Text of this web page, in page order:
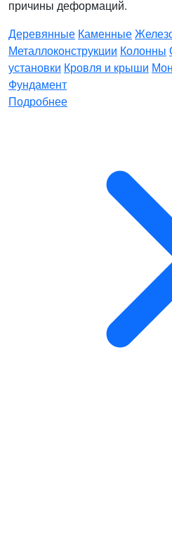
причины деформаций.
Деревянные Каменные
Металлоконструкции Колонны
установки Кровля и крыши
Фундамент
Подробнее